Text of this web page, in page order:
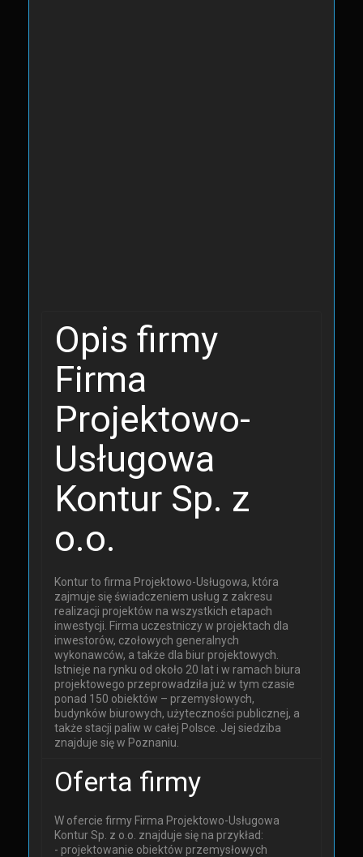
Opis firmy
Firma
Projektowo-
Usługowa
Kontur Sp. z
o.o.
Kontur to firma Projektowo-Usługowa, która
zajmuje się świadczeniem usług z zakresu
realizacji projektów na wszystkich etapach
inwestycji. Firma uczestniczy w projektach dla
inwestorów, czołowych generalnych
wykonawców, a także dla biur projektowych.
Istnieje na rynku od około 20 lat i w ramach biura
projektowego przeprowadziła już w tym czasie
ponad 150 obiektów – przemysłowych,
budynków biurowych, użyteczności publicznej, a
także stacji paliw w całej Polsce. Jej siedziba
znajduje się w Poznaniu.
Oferta firmy
W ofercie firmy Firma Projektowo-Usługowa
Kontur Sp. z o.o. znajduje się na przykład:
- projektowanie obiektów przemysłowych